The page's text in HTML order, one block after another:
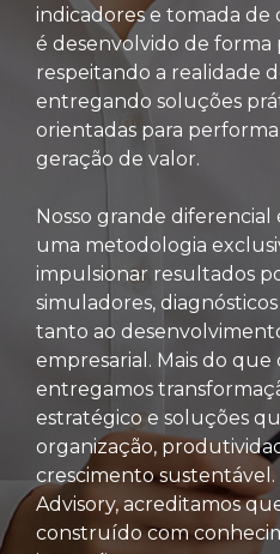
indicadores e tomada de
é desenvolvido de forma
respeitando a realidade
entregando soluções
orientadas para
geração de valor.
Nosso grande
uma metodologia
impulsionar resultados
simuladores,
tanto ao
empresarial. Mais do que
entregamos
estratégico e soluções
organização,
crescimento
Advisory, acreditamos
construído com